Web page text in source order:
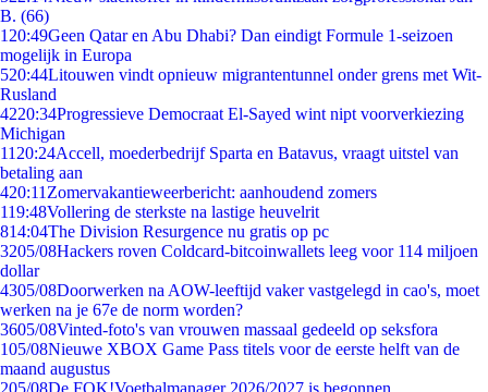
B. (66)
1 20:49Geen Qatar en Abu Dhabi? Dan eindigt Formule 1-seizoen
mogelijk in Europa
520:44Litouwen vindt opnieuw migrantentunnel onder grens met Wit-
Rusland
4220:34Progressieve Democraat El-Sayed wint nipt voorverkiezing
Michigan
11 20:24Accell, moederbedrijf Sparta en Batavus, vraagt uitstel van
betaling aan
420:11 Zomervakantieweerbericht: aanhoudend zomers
119:48Vollering de sterkste na lastige heuvelrit
814:04The Division Resurgence nu gratis op pc
3205/08Hackers roven Coldcard-bitcoinwallets leeg voor 114 miljoen
dollar
4305/08Doorwerken na AOW-leeftijd vaker vastgelegd in cao's, moet
werken na je 67e de norm worden?
3605/08Vinted-foto's van vrouwen massaal gedeeld op seksfora
105/08Nieuwe XBOX Game Pass titels voor de eerste helft van de
maand augustus
205/08De FOK!Voetbalmanager 2026/2027 is begonnen